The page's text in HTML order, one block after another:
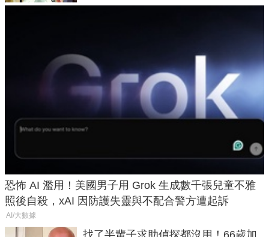
恐怖 AI 濫用！美國男子用 Grok 生成數千張兒童不雅
照後自殺，xAI 因防護失靈與不配合警方遭起訴
AI/大數據
找了半輩子求助偵探都沒用！66歲加